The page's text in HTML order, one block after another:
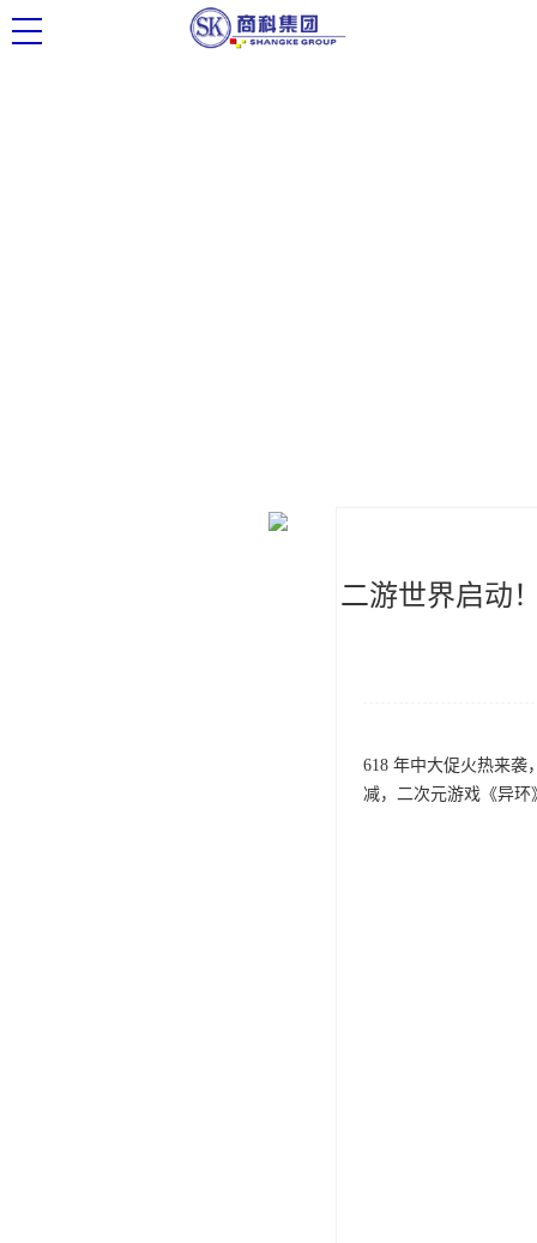
二游世界启动
618 年中大促火热来袭
减，二次元游戏《异